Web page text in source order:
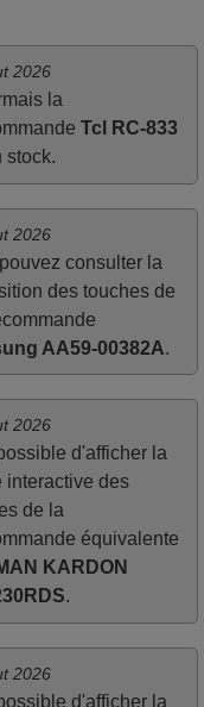
vie à mes deux
des années
Alain,
2026
la
Tcl RC-833
stock.
2026
consulter la
des touches de
AA59-00382A.
2026
possible d'afficher la
interactive des
de la
équivalente
KARDON
.
2026
possible d'afficher la